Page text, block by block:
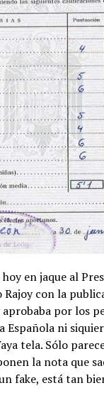
en jaque al
con la
aprobaba por los
Española ni
tela. Sólo
la nota que
fake, está tan